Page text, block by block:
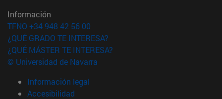
Información
TFNO +34 948 42 56 00
¿QUÉ GRADO TE INTERESA?
¿QUÉ MÁSTER TE INTERESA?
© Universidad de Navarra
Información legal
Accesibilidad